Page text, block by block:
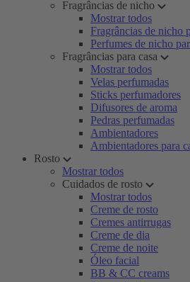
Fragrâncias de nicho
Mostrar todos
Fragrâncias de nicho
Perfumes de nicho
Fragrâncias para casa
Mostrar todos
Velas perfumadas
Sticks perfumadores
Difusores de aroma
Pedras perfumadas
Ambientadores
Ambientadores para
Rosto
Mostrar todos
Cuidados de rosto
Mostrar todos
Creme de rosto
Cremes antirrugas
Creme de dia
Creme de noite
Óleo facial
BB & CC creams